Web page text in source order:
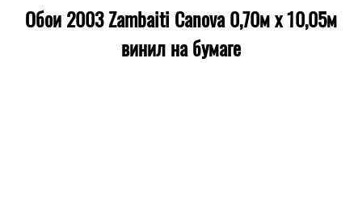
Обои 2003 Zambaiti Canova 0,70м x 10,05м
винил на бумаге